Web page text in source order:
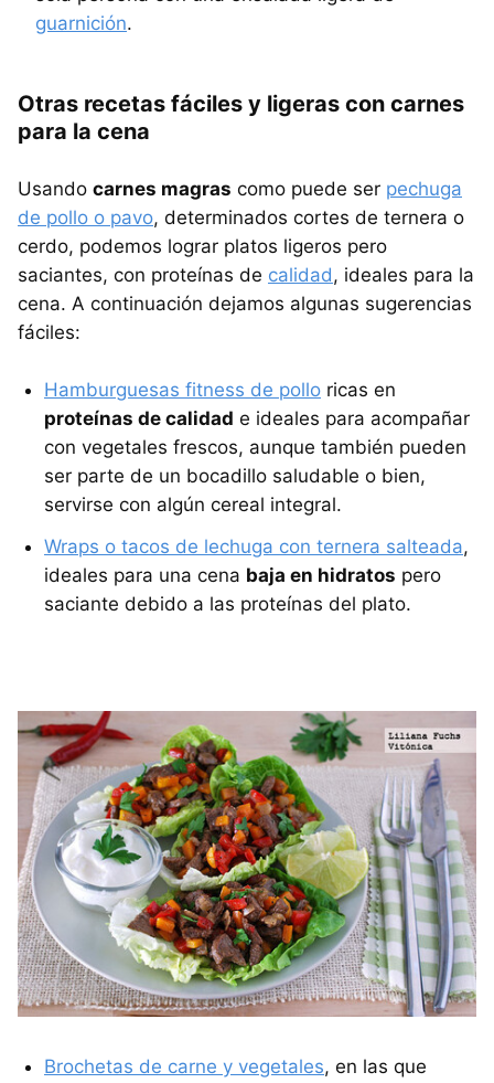
guarnición.
Otras recetas fáciles y ligeras con carnes
para la cena
Usando carnes magras como puede ser pechuga
de pollo o pavo, determinados cortes de ternera o
cerdo, podemos lograr platos ligeros pero
saciantes, con proteínas de calidad, ideales para la
cena. A continuación dejamos algunas sugerencias
fáciles:
Hamburguesas fitness de pollo ricas en
proteínas de calidad e ideales para acompañar
con vegetales frescos, aunque también pueden
ser parte de un bocadillo saludable o bien,
servirse con algún cereal integral.
Wraps o tacos de lechuga con ternera salteada,
ideales para una cena baja en hidratos pero
saciante debido a las proteínas del plato.
Brochetas de carne y vegetales, en las que